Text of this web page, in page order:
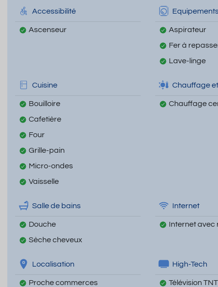
Accessibilité
Ascenseur
Aspirateur
Fer à
Lave-linge
Cuisine
Bouilloire
Cafetière
Four
Grille-pain
Micro-ondes
Vaisselle
Chauffage
Chauffage
Salle de bains
Douche
Sèche cheveux
Internet
Internet avec
Localisation
Proche commerces
High-Tech
Télévision TNT